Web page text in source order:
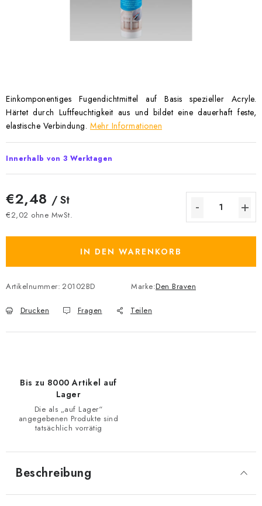
Allgemeinen Geschäftsbedingungen
Einkomponentiges Fugendichtmittel auf Basis spezieller Acryle.
Härtet durch Luftfeuchtigkeit aus und bildet eine dauerhaft feste,
elastische Verbindung. Mehr Informationen
Innerhalb von 3 Werktagen
€2,48 / St
€2,02 ohne MwSt.
IN DEN WARENKORB
Artikelnummer: 20102BD Marke:Den Braven
Drucken Fragen Teilen
Bis zu 8000 Artikel auf
Lager
Die als „auf Lager“
angegebenen Produkte sind
tatsächlich vorrätig
Beschreibung